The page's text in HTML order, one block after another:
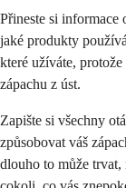
Přineste si informace
jaké produkty
které užíváte,
zápachu z úst.
Zapište si všechny
způsobovat váš
dlouho to může trvat,